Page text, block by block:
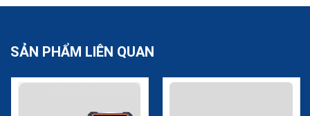
SẢN PHẨM LIÊN QUAN